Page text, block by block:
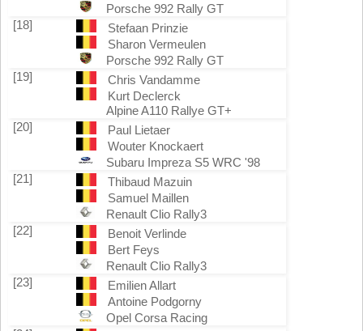
Porsche 992 Rally GT
[18]
Stefaan Prinzie
Sharon Vermeulen
Porsche 992 Rally GT
[19]
Chris Vandamme
Kurt Declerck
Alpine A110 Rallye GT+
[20]
Paul Lietaer
Wouter Knockaert
Subaru Impreza S5 WRC '98
[21]
Thibaud Mazuin
Samuel Maillen
Renault Clio Rally3
[22]
Benoit Verlinde
Bert Feys
Renault Clio Rally3
[23]
Emilien Allart
Antoine Podgorny
Opel Corsa Racing